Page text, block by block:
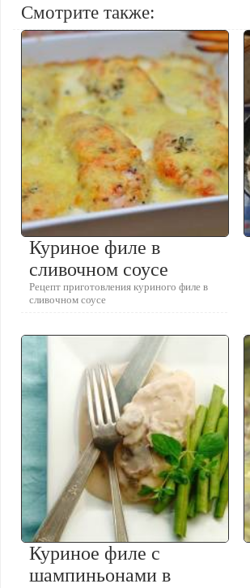
Смотрите также:
Куриное филе в
сливочном соусе
Рецепт приготовления куриного филе в
сливочном соусе
Куриное филе с
шампиньонами в